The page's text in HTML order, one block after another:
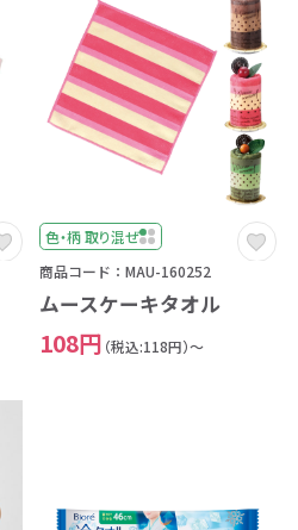
色・柄 取り混ぜ
商品コード：MAU-160252
ムースケーキタオル
108円 （税込:118円）～